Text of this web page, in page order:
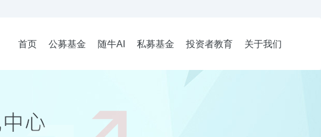
首页 公募基金 随牛AI 私募基金 投资者教育 关于我们